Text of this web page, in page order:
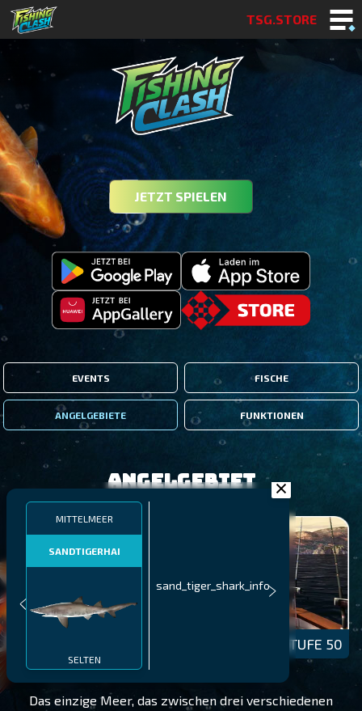
TSG.STORE
JETZT SPIELEN
EVENTS FISCHE
ANGELGEBIETE FUNKTIONEN
MITTELMEER
SANDTIGERHAI
SELTEN
sand_tiger_shark_info
Angelgebiet
STUFE 50
Das einzige Meer, das zwischen drei verschiedenen